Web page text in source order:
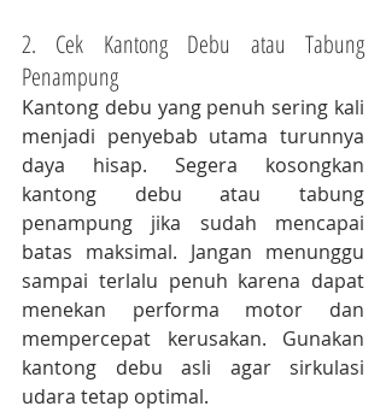
2. Cek Kantong Debu atau Tabung
Penampung
Kantong debu yang penuh sering kali
menjadi penyebab utama turunnya
daya hisap. Segera kosongkan
kantong debu atau tabung
penampung jika sudah mencapai
batas maksimal. Jangan menunggu
sampai terlalu penuh karena dapat
menekan performa motor dan
mempercepat kerusakan. Gunakan
kantong debu asli agar sirkulasi
udara tetap optimal.